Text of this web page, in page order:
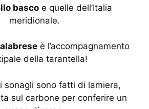
bascoe quelle dell’Italia
meridionale.
è l’accompagnamento
della tarantella!
i sonagli sono fatti di lamiera,
sul carbone per conferire un